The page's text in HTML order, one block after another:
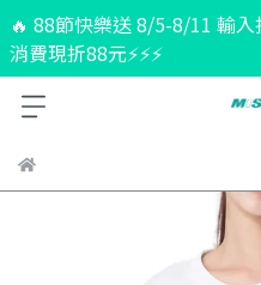
🔥 88節快樂送 8/5-8/11 輸
消費現折88元⚡⚡⚡